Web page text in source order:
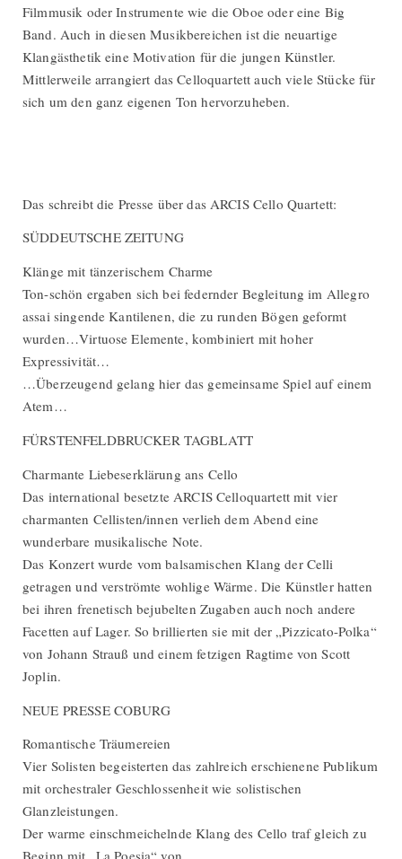
Filmmusik oder Instrumente wie die Oboe oder eine Big
Band. Auch in diesen Musikbereichen ist die neuartige
Klangästhetik eine Motivation für die jungen Künstler.
Mittlerweile arrangiert das Celloquartett auch viele Stücke für
sich um den ganz eigenen Ton hervorzuheben.
Das schreibt die Presse über das ARCIS Cello Quartett:
SÜDDEUTSCHE ZEITUNG
Klänge mit tänzerischem Charme
Ton-schön ergaben sich bei federnder Begleitung im Allegro
assai singende Kantilenen, die zu runden Bögen geformt
wurden…Virtuose Elemente, kombiniert mit hoher
Expressivität…
…Überzeugend gelang hier das gemeinsame Spiel auf einem
Atem…
FÜRSTENFELDBRUCKER TAGBLATT
Charmante Liebeserklärung ans Cello
Das international besetzte ARCIS Celloquartett mit vier
charmanten Cellisten/innen verlieh dem Abend eine
wunderbare musikalische Note.
Das Konzert wurde vom balsamischen Klang der Celli
getragen und verströmte wohlige Wärme. Die Künstler hatten
bei ihren frenetisch bejubelten Zugaben auch noch andere
Facetten auf Lager. So brillierten sie mit der „Pizzicato-Polka“
von Johann Strauß und einem fetzigen Ragtime von Scott
Joplin.
NEUE PRESSE COBURG
Romantische Träumereien
Vier Solisten begeisterten das zahlreich erschienene Publikum
mit orchestraler Geschlossenheit wie solistischen
Glanzleistungen.
Der warme einschmeichelnde Klang des Cello traf gleich zu